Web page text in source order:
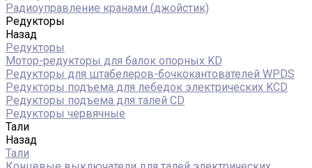
Радиоуправление кранами (джойстик)
Редукторы
Назад
Редукторы
Мотор-редукторы для балок опорных KD
Редукторы для штабелеров-бочкокантователей WPDS
Редукторы подъема для лебедок электрических KCD
Редукторы подъема для талей CD
Редукторы червячные
Тали
Назад
Тали